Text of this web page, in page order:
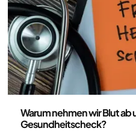
Warum nehmen wir Blut ab
Gesundheitscheck?